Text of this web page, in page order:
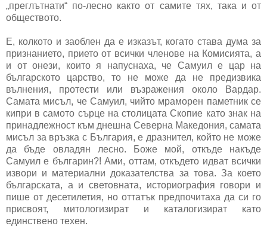
„преглътнати“ по-лесно както от самите тях, така и от
обществото.
Е, колкото и заоблен да е изказът, когато става дума за
признанието, прието от всички членове на Комисията, а
и от онези, които я напуснаха, че Самуил е цар на
българското царство, то не може да не предизвика
вълнения, протести или възражения около Вардар.
Самата мисъл, че Самуил, чийто мраморен паметник се
кипри в самото сърце на столицата Скопие като знак на
принадлежност към днешна Северна Македония, самата
мисъл за връзка с България, е дразнител, който не може
да бъде овладян лесно. Боже мой, откъде накъде
Самуил е българин?! Ами, оттам, откъдето идват всички
извори и материални доказателства за това. За което
българската, а и световната, историография говори и
пише от десетилетия, но оттатък предпочитаха да си го
присвоят, митологизират и каталогизират като
единствено техен.